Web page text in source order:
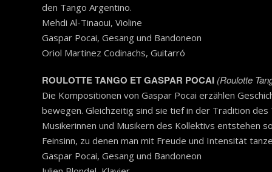
den Tango Argentino.
Mehdi Al-Tinaoui, Violine
Gaspar Pocai, Gesang und Bandoneon
Oriol Martinez Codinachs, Guitarró
ROULOTTE TANGO ET GASPAR POCAI (Roulotte
Die Kompositionen von Gaspar Pocai erzählen
bewegen. Gleichzeitig sind sie tief in der Tradition
Musikerinnen und Musikern des Kollektivs entstehen
Feinsinn, zu denen man mit Freude und Intensität
Gaspar Pocai, Gesang und Bandoneon